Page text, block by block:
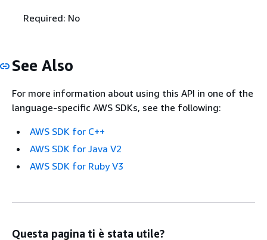
Required: No
See Also
For more information about using this API in one of the
language-specific AWS SDKs, see the following:
AWS SDK for C++
AWS SDK for Java V2
AWS SDK for Ruby V3
Questa pagina ti è stata utile?